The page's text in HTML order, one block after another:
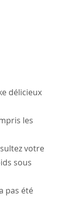
délicieux
les
votre
sous
pas été